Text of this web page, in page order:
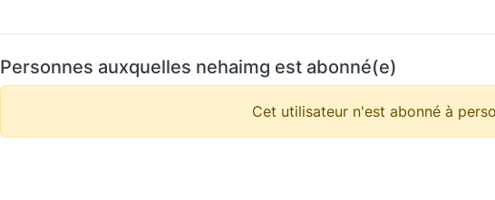
Personnes auxquelles nehaimg est abonné(e)
Cet utilisateur n'est abonné à